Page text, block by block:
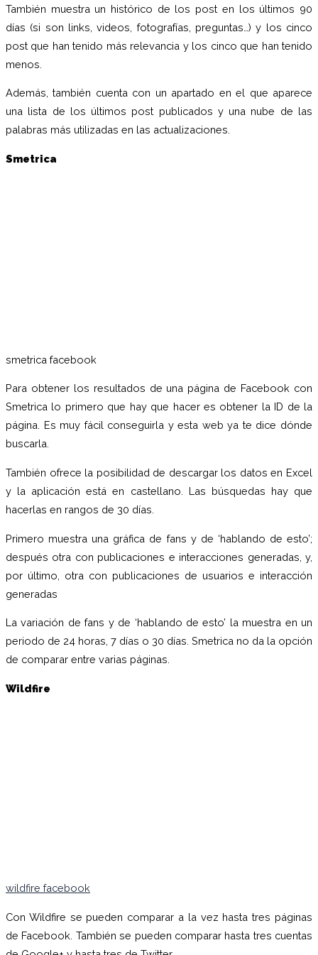
También muestra un histórico de los post en los últimos 90
días (si son links, videos, fotografías, preguntas…) y los cinco
post que han tenido más relevancia y los cinco que han tenido
menos.
Además, también cuenta con un apartado en el que aparece
una lista de los últimos post publicados y una nube de las
palabras más utilizadas en las actualizaciones.
Smetrica
smetrica facebook
Para obtener los resultados de una página de Facebook con
Smetrica lo primero que hay que hacer es obtener la ID de la
página. Es muy fácil conseguirla y esta web ya te dice dónde
buscarla.
También ofrece la posibilidad de descargar los datos en Excel
y la aplicación está en castellano. Las búsquedas hay que
hacerlas en rangos de 30 días.
Primero muestra una gráfica de fans y de ‘hablando de esto’;
después otra con publicaciones e interacciones generadas, y,
por último, otra con publicaciones de usuarios e interacción
generadas
La variación de fans y de ‘hablando de esto’ la muestra en un
periodo de 24 horas, 7 días o 30 días. Smetrica no da la opción
de comparar entre varias páginas.
Wildfire
wildfire facebook
Con Wildfire se pueden comparar a la vez hasta tres páginas
de Facebook. También se pueden comparar hasta tres cuentas